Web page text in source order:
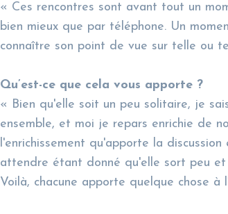
« Ces rencontres sont avant tout un
bien mieux que par téléphone. Un
connaître son point de vue sur telle ou
Qu’est-ce que cela vous apporte ?
« Bien qu'elle soit un peu solitaire, je
ensemble, et moi je repars enrichie de
l'enrichissement qu'apporte la
attendre étant donné qu'elle sort peu et
Voilà, chacune apporte quelque chose